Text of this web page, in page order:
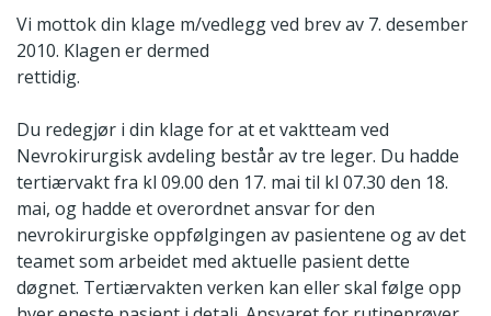
Vi mottok din klage m/vedlegg ved brev av 7. desember
2010. Klagen er dermed
rettidig.
Du redegjør i din klage for at et vaktteam ved
Nevrokirurgisk avdeling består av tre leger. Du hadde
tertiærvakt fra kl 09.00 den 17. mai til kl 07.30 den 18.
mai, og hadde et overordnet ansvar for den
nevrokirurgiske oppfølgingen av pasientene og av det
teamet som arbeidet med aktuelle pasient dette
døgnet. Tertiærvakten verken kan eller skal følge opp